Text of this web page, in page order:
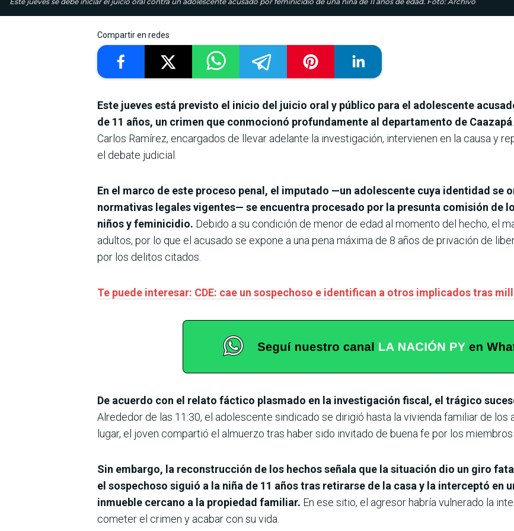
Compartir en redes
Este jueves está previsto el inicio del juicio oral y público para el adolescente
de 11 años, un crimen que conmocionó profundamente al departamento de Caazapá
Carlos Ramírez, encargados de llevar adelante la investigación, intervienen en la causa y
el debate judicial.
En el marco de este proceso penal, el imputado —un adolescente cuya identidad se
normativas legales vigentes— se encuentra procesado por la presunta comisión de
niños y feminicidio. Debido a su condición de menor de edad al momento del hecho, el
adultos, por lo que el acusado se expone a una pena máxima de 8 años de privación de
por los delitos citados.
Te puede interesar: CDE: cae un sospechoso e identifican a otros implicados tras
De acuerdo con el relato fáctico plasmado en la investigación fiscal, el trágico
Alrededor de las 11:30, el adolescente sindicado se dirigió hasta la vivienda familiar de los
lugar, el joven compartió el almuerzo tras haber sido invitado de buena fe por los miembros
Sin embargo, la reconstrucción de los hechos señala que la situación dio un giro
el sospechoso siguió a la niña de 11 años tras retirarse de la casa y la interceptó en
inmueble cercano a la propiedad familiar. En ese sitio, el agresor habría vulnerado la
cometer el crimen y acabar con su vida.